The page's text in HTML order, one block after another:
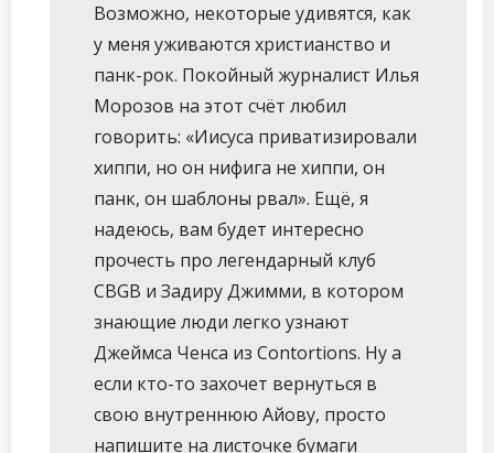
Возможно, некоторые удивятся, как
у меня уживаются христианство и
панк-рок. Покойный журналист Илья
Морозов на этот счёт любил
говорить: «Иисуса приватизировали
хиппи, но он нифига не хиппи, он
панк, он шаблоны рвал». Ещё, я
надеюсь, вам будет интересно
прочесть про легендарный клуб
CBGB и Задиру Джимми, в котором
знающие люди легко узнают
Джеймса Ченса из Contortions. Ну а
если кто-то захочет вернуться в
свою внутреннюю Айову, просто
напишите на листочке бумаги